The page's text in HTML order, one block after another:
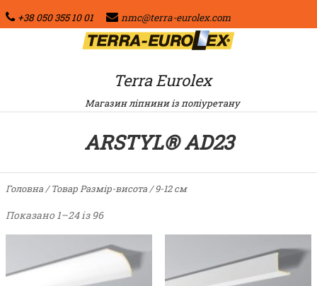
+38 050 355 10 01 nmc@terra-eurolex.com
Terra Eurolex
Магазин ліпнини із поліуретану
ARSTYL® AD23
Головна / Товар Размір-висота / 9-12 см
Показано 1–24 із 96